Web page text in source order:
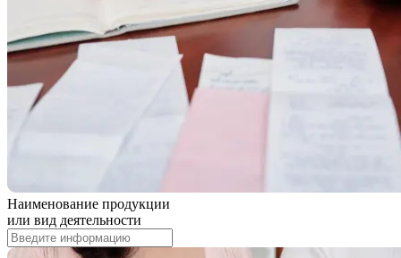
Наименование продукции
или вид деятельности